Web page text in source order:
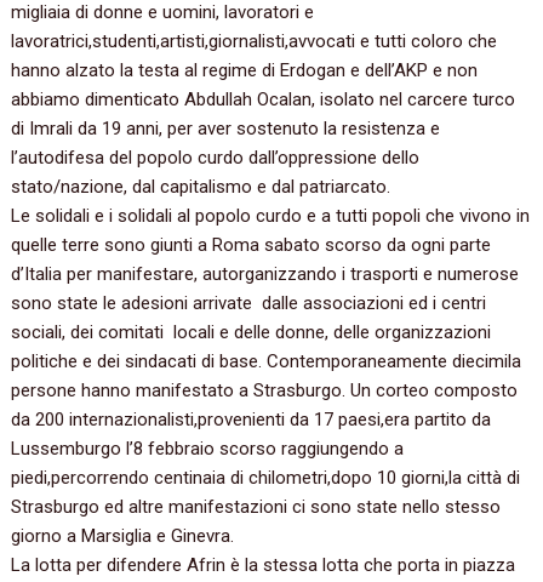
migliaia di donne e uomini, lavoratori e
lavoratrici,studenti,artisti,giornalisti,avvocati e tutti coloro che
hanno alzato la testa al regime di Erdogan e dell’AKP e non
abbiamo dimenticato Abdullah Ocalan, isolato nel carcere turco
di Imrali da 19 anni, per aver sostenuto la resistenza e
l’autodifesa del popolo curdo dall’oppressione dello
stato/nazione, dal capitalismo e dal patriarcato.
Le solidali e i solidali al popolo curdo e a tutti popoli che vivono in
quelle terre sono giunti a Roma sabato scorso da ogni parte
d’Italia per manifestare, autorganizzando i trasporti e numerose
sono state le adesioni arrivate dalle associazioni ed i centri
sociali, dei comitati locali e delle donne, delle organizzazioni
politiche e dei sindacati di base. Contemporaneamente diecimila
persone hanno manifestato a Strasburgo. Un corteo composto
da 200 internazionalisti,provenienti da 17 paesi,era partito da
Lussemburgo l’8 febbraio scorso raggiungendo a
piedi,percorrendo centinaia di chilometri,dopo 10 giorni,la città di
Strasburgo ed altre manifestazioni ci sono state nello stesso
giorno a Marsiglia e Ginevra.
La lotta per difendere Afrin è la stessa lotta che porta in piazza